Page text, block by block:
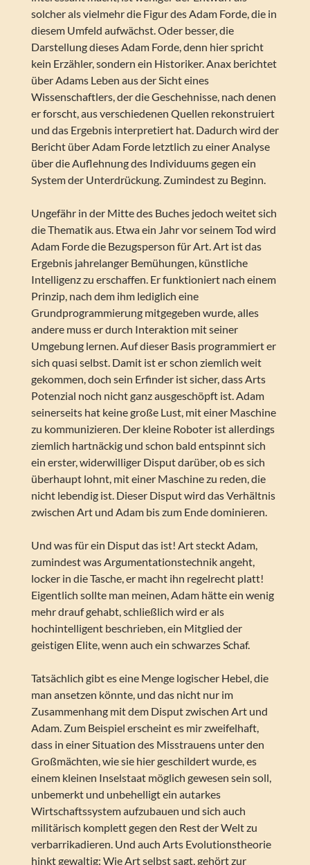
solcher als vielmehr die Figur des Adam Forde, die in
diesem Umfeld aufwächst. Oder besser, die
Darstellung dieses Adam Forde, denn hier spricht
kein Erzähler, sondern ein Historiker. Anax berichtet
über Adams Leben aus der Sicht eines
Wissenschaftlers, der die Geschehnisse, nach denen
er forscht, aus verschiedenen Quellen rekonstruiert
und das Ergebnis interpretiert hat. Dadurch wird der
Bericht über Adam Forde letztlich zu einer Analyse
über die Auflehnung des Individuums gegen ein
System der Unterdrückung. Zumindest zu Beginn.
Ungefähr in der Mitte des Buches jedoch weitet sich
die Thematik aus. Etwa ein Jahr vor seinem Tod wird
Adam Forde die Bezugsperson für Art. Art ist das
Ergebnis jahrelanger Bemühungen, künstliche
Intelligenz zu erschaffen. Er funktioniert nach einem
Prinzip, nach dem ihm lediglich eine
Grundprogrammierung mitgegeben wurde, alles
andere muss er durch Interaktion mit seiner
Umgebung lernen. Auf dieser Basis programmiert er
sich quasi selbst. Damit ist er schon ziemlich weit
gekommen, doch sein Erfinder ist sicher, dass Arts
Potenzial noch nicht ganz ausgeschöpft ist. Adam
seinerseits hat keine große Lust, mit einer Maschine
zu kommunizieren. Der kleine Roboter ist allerdings
ziemlich hartnäckig und schon bald entspinnt sich
ein erster, widerwilliger Disput darüber, ob es sich
überhaupt lohnt, mit einer Maschine zu reden, die
nicht lebendig ist. Dieser Disput wird das Verhältnis
zwischen Art und Adam bis zum Ende dominieren.
Und was für ein Disput das ist! Art steckt Adam,
zumindest was Argumentationstechnik angeht,
locker in die Tasche, er macht ihn regelrecht platt!
Eigentlich sollte man meinen, Adam hätte ein wenig
mehr drauf gehabt, schließlich wird er als
hochintelligent beschrieben, ein Mitglied der
geistigen Elite, wenn auch ein schwarzes Schaf.
Tatsächlich gibt es eine Menge logischer Hebel, die
man ansetzen könnte, und das nicht nur im
Zusammenhang mit dem Disput zwischen Art und
Adam. Zum Beispiel erscheint es mir zweifelhaft,
dass in einer Situation des Misstrauens unter den
Großmächten, wie sie hier geschildert wurde, es
einem kleinen Inselstaat möglich gewesen sein soll,
unbemerkt und unbehelligt ein autarkes
Wirtschaftssystem aufzubauen und sich auch
militärisch komplett gegen den Rest der Welt zu
verbarrikadieren. Und auch Arts Evolutionstheorie
hinkt gewaltig: Wie Art selbst sagt, gehört zur